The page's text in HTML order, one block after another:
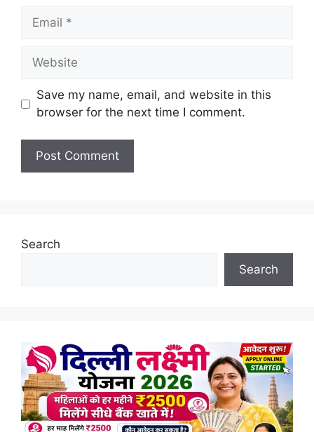
Email
Website
Save my name, email, and website in this
browser for the next time I comment.
Search
Search